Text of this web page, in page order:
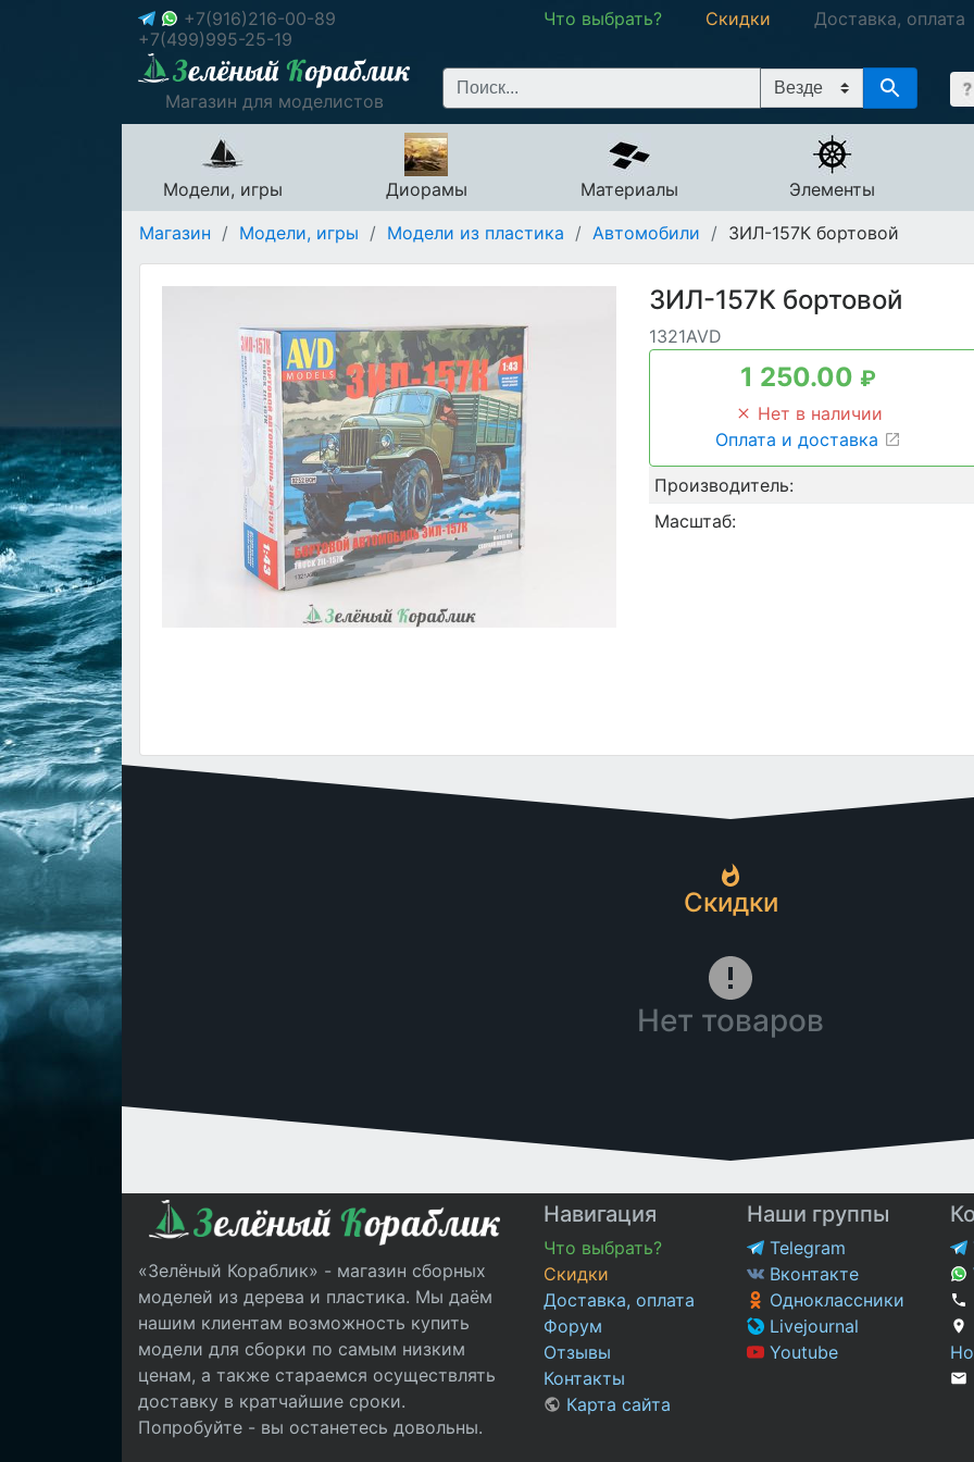
+7(916)216-00-89
+7(499)995-25-19
Что выбрать? Скидки Доставка, оплата
Магазин для моделистов
Модели, игры Диорамы Материалы
Элементы
Магазин / Модели, игры / Модели из пластика / Автомобили / ЗИЛ-157К бортовой
ЗИЛ-157К бортовой
1321AVD
1 250.00 ₽
Нет в наличии
Оплата и доставка
Производитель:
Масштаб:
Скидки
Нет товаров
«Зелёный Кораблик» - магазин сборных
моделей из дерева и пластика. Мы даём
нашим клиентам возможность купить
модели для сборки по самым низким
ценам, а также стараемся осуществлять
доставку в кратчайшие сроки.
Попробуйте - вы останетесь довольны.
Навигация
Что выбрать?
Скидки
Доставка, оплата
Форум
Отзывы
Контакты
Карта сайта
Наши группы
Telegram
Вконтакте
Одноклассники
Livejournal
Youtube